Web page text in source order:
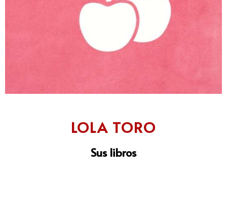
LOLA TORO
Sus libros